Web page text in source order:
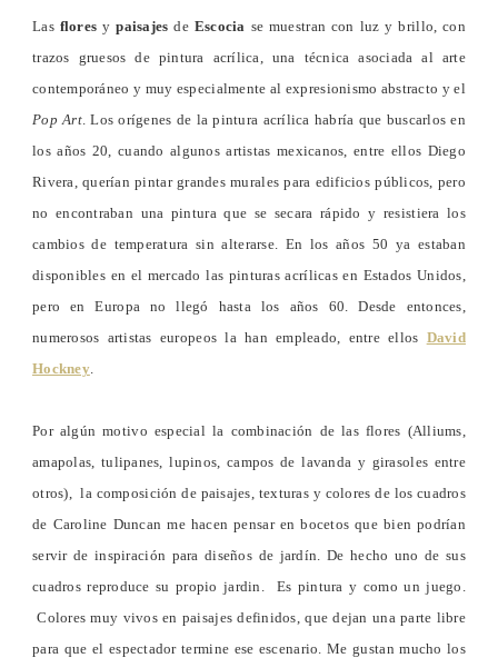
Las flores ypaisajes de Escocia se muestran con luz y brillo, con
trazos gruesos de pintura acrílica, una técnica asociada al arte
contemporáneo y muy especialmente al expresionismo abstracto y el
Pop Art. Los orígenes de la pintura acrílica habría que buscarlos en
los años 20, cuando algunos artistas mexicanos, entre ellos Diego
Rivera, querían pintar grandes murales para edificios públicos, pero
no encontraban una pintura que se secara rápido y resistiera los
cambios de temperatura sin alterarse. En los años 50 ya estaban
disponibles en el mercado las pinturas acrílicas en Estados Unidos,
pero en Europa no llegó hasta los años 60. Desde entonces,
numerosos artistas europeos la han empleado, entre ellos David
Hockney.
Por algún motivo especial la combinación de las flores (Alliums,
amapolas, tulipanes, lupinos, campos de lavanda y girasoles entre
otros), la composición de paisajes, texturas y colores de los cuadros
de Caroline Duncan me hacen pensar en bocetos que bien podrían
servir de inspiración para diseños de jardín. De hecho uno de sus
cuadros reproduce su propio jardin. Es pintura y como un juego.
Colores muy vivos en paisajes definidos, que dejan una parte libre
para que el espectador termine ese escenario. Me gustan mucho los